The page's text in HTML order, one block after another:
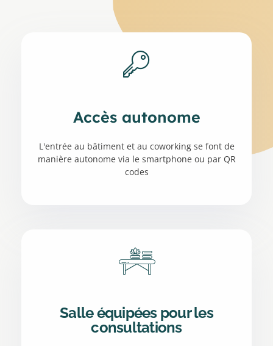
Accès autonome
L'entrée au bâtiment et au coworking se font de
manière autonome via le smartphone ou par QR
codes
Salle équipées pour les
consultations